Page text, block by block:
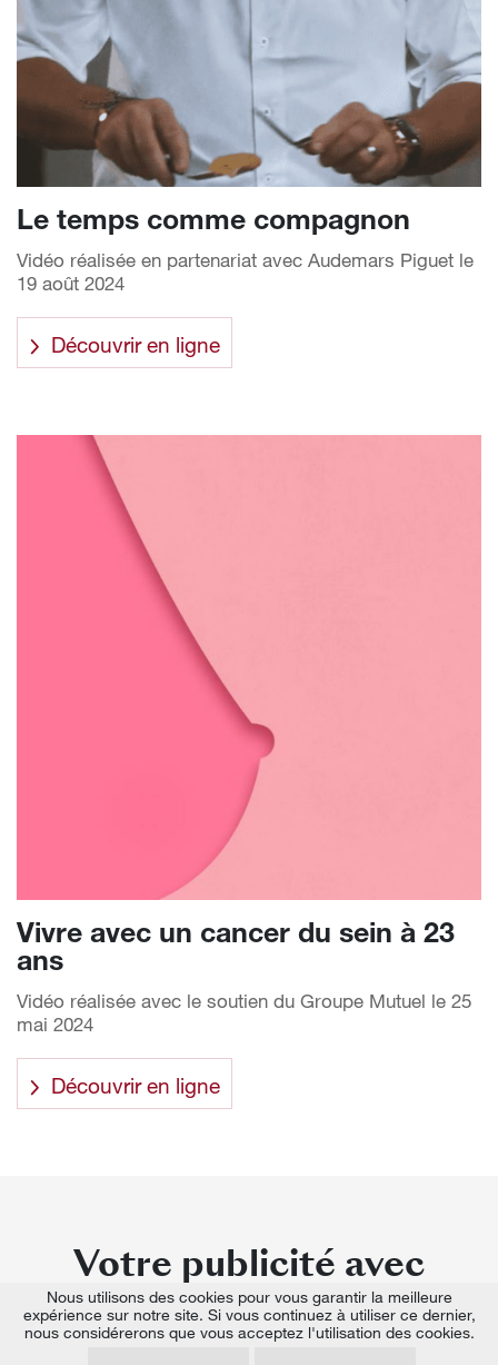
Le temps comme compagnon
Vidéo réalisée en partenariat avec Audemars Piguet le
19 août 2024
Découvrir en ligne
Vivre avec un cancer du sein à 23
ans
Vidéo réalisée avec le soutien du Groupe Mutuel le 25
mai 2024
Découvrir en ligne
Votre publicité avec
Le Temps
Nous utilisons des cookies pour vous garantir la meilleure
expérience sur notre site. Si vous continuez à utiliser ce dernier,
nous considérerons que vous acceptez l'utilisation des cookies.